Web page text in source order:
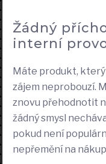
Žádný
interní
Máte produkt, který
zájem neprobouzí.
znovu přehodnotit
žádný smysl
pokud není
nepřemění na